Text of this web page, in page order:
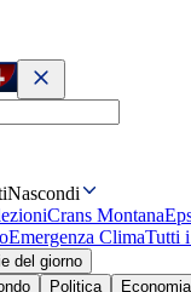
Nascondi
Crans Montana
Emergenza ClimaTutti
del giorno
Politica Economia